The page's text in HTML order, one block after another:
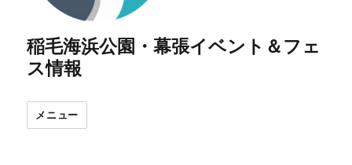
稲毛海浜公園・幕張イベント＆フェ
ス情報
メニュー